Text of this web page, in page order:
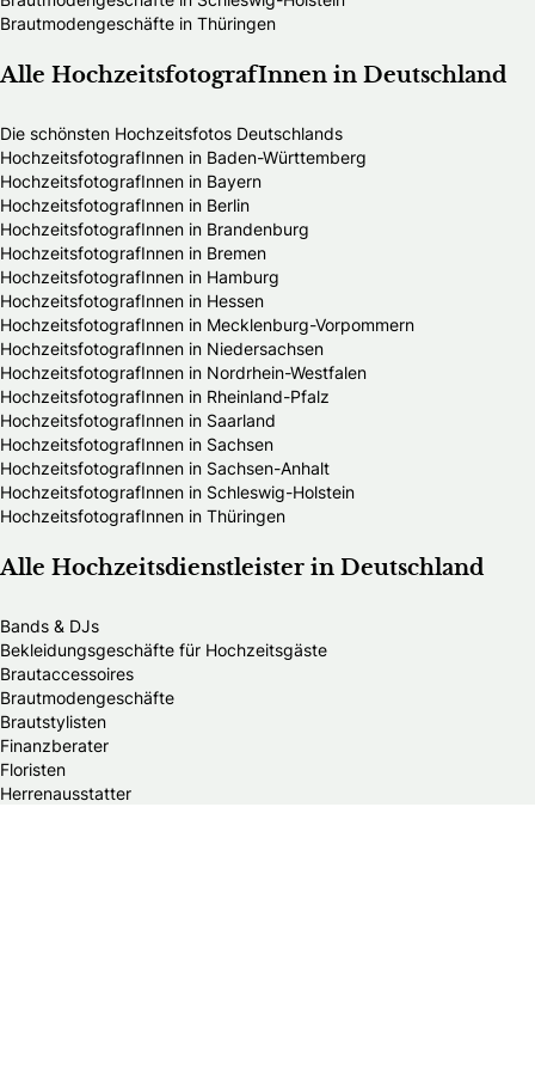
Brautmodengeschäfte in Thüringen
Alle HochzeitsfotografInnen in Deutschland
Die schönsten Hochzeitsfotos Deutschlands
HochzeitsfotografInnen in Baden-Württemberg
HochzeitsfotografInnen in Bayern
HochzeitsfotografInnen in Berlin
HochzeitsfotografInnen in Brandenburg
HochzeitsfotografInnen in Bremen
HochzeitsfotografInnen in Hamburg
HochzeitsfotografInnen in Hessen
HochzeitsfotografInnen in Mecklenburg-Vorpommern
HochzeitsfotografInnen in Niedersachsen
HochzeitsfotografInnen in Nordrhein-Westfalen
HochzeitsfotografInnen in Rheinland-Pfalz
HochzeitsfotografInnen in Saarland
HochzeitsfotografInnen in Sachsen
HochzeitsfotografInnen in Sachsen-Anhalt
HochzeitsfotografInnen in Schleswig-Holstein
HochzeitsfotografInnen in Thüringen
Alle Hochzeitsdienstleister in Deutschland
Bands & DJs
Bekleidungsgeschäfte für Hochzeitsgäste
Brautaccessoires
Brautmodengeschäfte
Brautstylisten
Finanzberater
Floristen
Herrenausstatter